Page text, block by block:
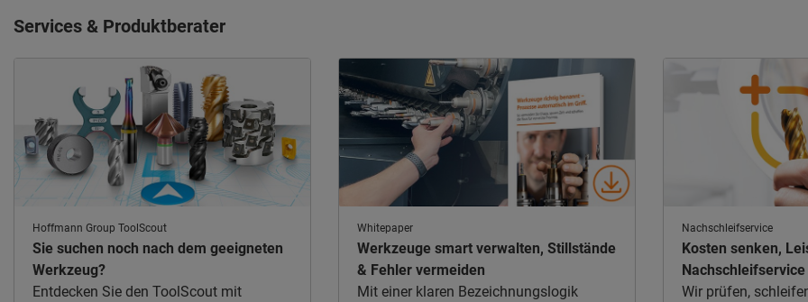
Services & Produktberater
Hoffmann Group ToolScout
Sie suchen noch nach dem geeigneten
Werkzeug?
Entdecken Sie den ToolScout mit
Whitepaper
Werkzeuge smart verwalten, Stillstände
& Fehler vermeiden
Mit einer klaren Bezeichnungslogik
Nachschleifservice
Kosten senken,
Wir prüfen,